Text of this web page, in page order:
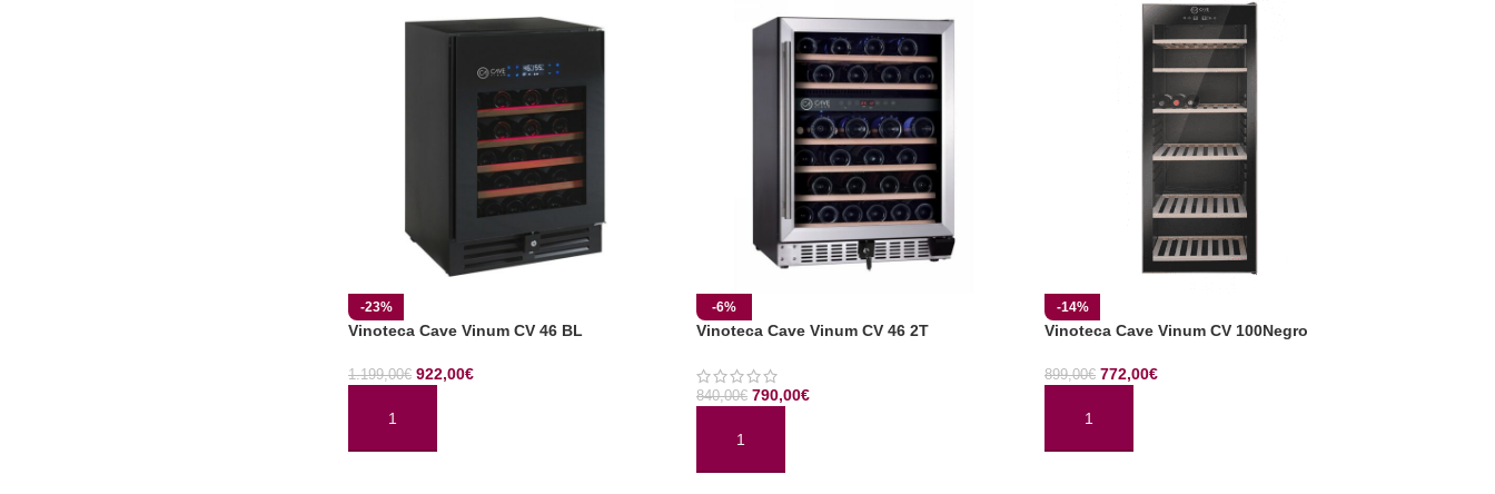
-23%
Vinoteca Cave Vinum CV 46 BL
1.199,00€ 922,00€
AÑADIR AL CARRITO
-6%
Vinoteca Cave Vinum CV 46 2T
840,00€ 790,00€
AÑADIR AL CARRITO
-14%
Vinoteca Cave Vinum CV 100Negro
899,00€ 772,00€
AÑADIR AL CARRITO